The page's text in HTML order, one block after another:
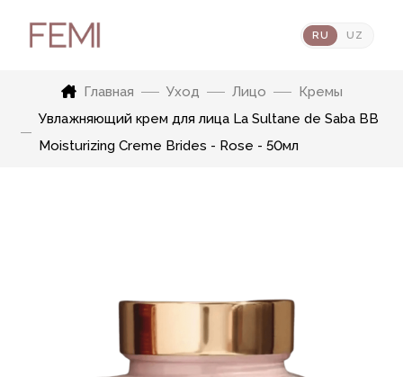
RU UZ
Главная Уход Лицо
Кремы
Увлажняющий крем для лица La Sultane de Saba BB
Moisturizing Creme Brides - Rose - 50мл